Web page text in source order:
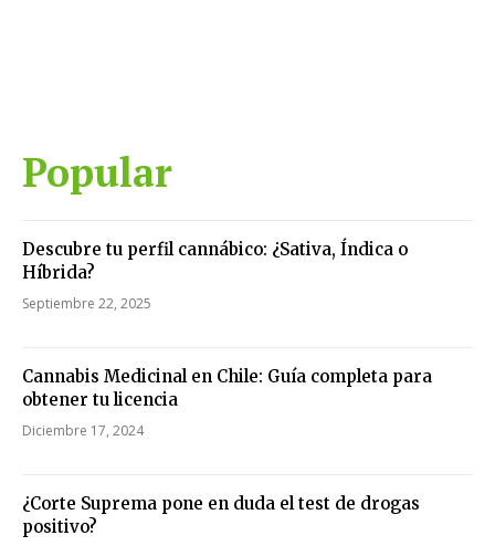
Popular
Descubre tu perfil cannábico: ¿Sativa, Índica o
Híbrida?
Septiembre 22, 2025
Cannabis Medicinal en Chile: Guía completa para
obtener tu licencia
Diciembre 17, 2024
¿Corte Suprema pone en duda el test de drogas
positivo?